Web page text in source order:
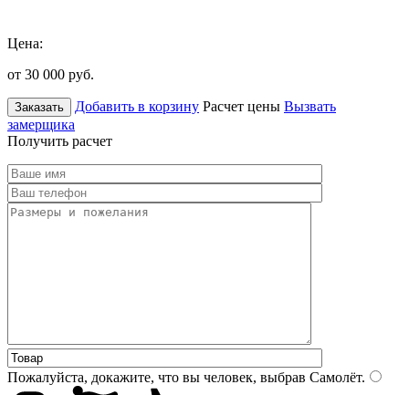
Цена:
от 30 000 руб.
Заказать Добавить в корзину Расчет цены Вызвать
замерщика
Получить расчет
Пожалуйста, докажите, что вы человек, выбрав Самолёт.